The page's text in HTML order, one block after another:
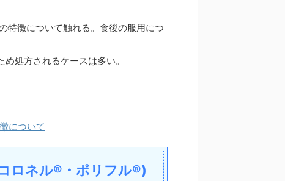
特徴について触れる。食後の服用につ
処方されるケースは多い。
について
ロネル®・ポリフル®)